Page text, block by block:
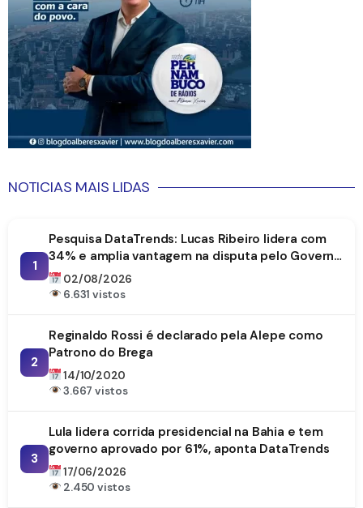
NOTICIAS MAIS LIDAS
1
Pesquisa DataTrends: Lucas Ribeiro lidera com
34% e amplia vantagem na disputa pelo Governo
da Paraíba
02/08/2026
6.631 vistos
2
Reginaldo Rossi é declarado pela Alepe como
Patrono do Brega
14/10/2020
3.667 vistos
3
Lula lidera corrida presidencial na Bahia e tem
governo aprovado por 61%, aponta DataTrends
17/06/2026
2.450 vistos